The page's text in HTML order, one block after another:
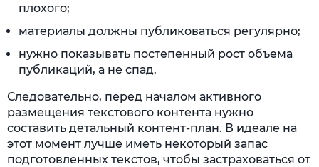
плохого;
материалы должны публиковаться регулярно;
нужно показывать постепенный рост объема
публикаций, а не спад.
Следовательно, перед началом активного
размещения текстового контента нужно
составить детальный контент-план. В идеале на
этот момент лучше иметь некоторый запас
подготовленных текстов, чтобы застраховаться от